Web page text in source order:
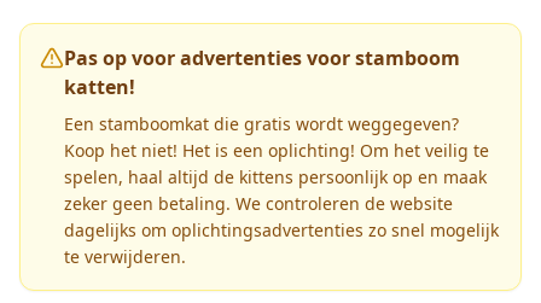
Pas op voor advertenties voor stamboom
katten!
Een stamboomkat die gratis wordt weggegeven?
Koop het niet! Het is een oplichting! Om het veilig te
spelen, haal altijd de kittens persoonlijk op en maak
zeker geen betaling. We controleren de website
dagelijks om oplichtingsadvertenties zo snel mogelijk
te verwijderen.